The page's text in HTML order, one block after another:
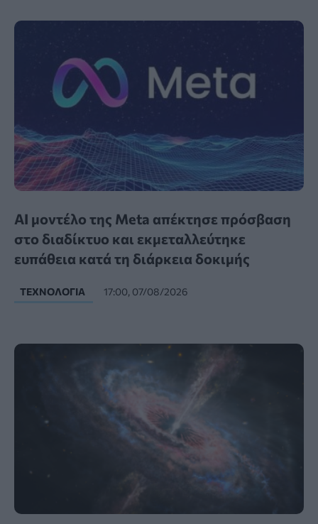
AI μοντέλο της Meta απέκτησε πρόσβαση
στο διαδίκτυο και εκμεταλλεύτηκε
ευπάθεια κατά τη διάρκεια δοκιμής
ΤΕΧΝΟΛΟΓΊΑ 17:00, 07/08/2026